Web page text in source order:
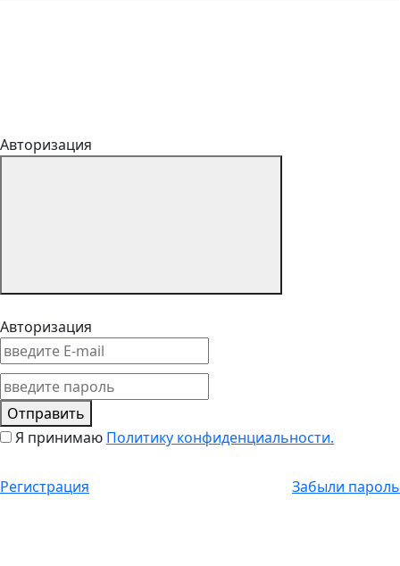
Авторизация
Авторизация
Отправить
Я принимаю Политику конфиденциальности.
Регистрация Забыли пароль